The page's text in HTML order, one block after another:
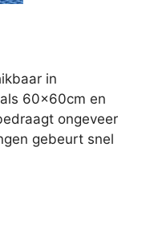
in
60x60cm en
ongeveer
gebeurt snel